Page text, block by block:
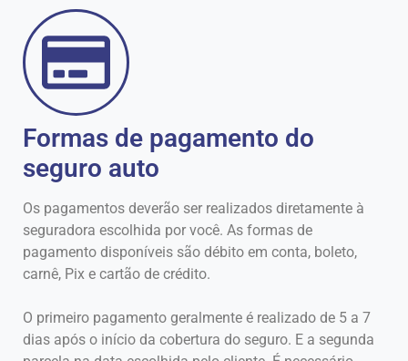
Formas de pagamento do
seguro auto
Os pagamentos deverão ser realizados diretamente à
seguradora escolhida por você. As formas de
pagamento disponíveis são débito em conta, boleto,
carnê, Pix e cartão de crédito.
O primeiro pagamento geralmente é realizado de 5 a 7
dias após o início da cobertura do seguro. E a segunda